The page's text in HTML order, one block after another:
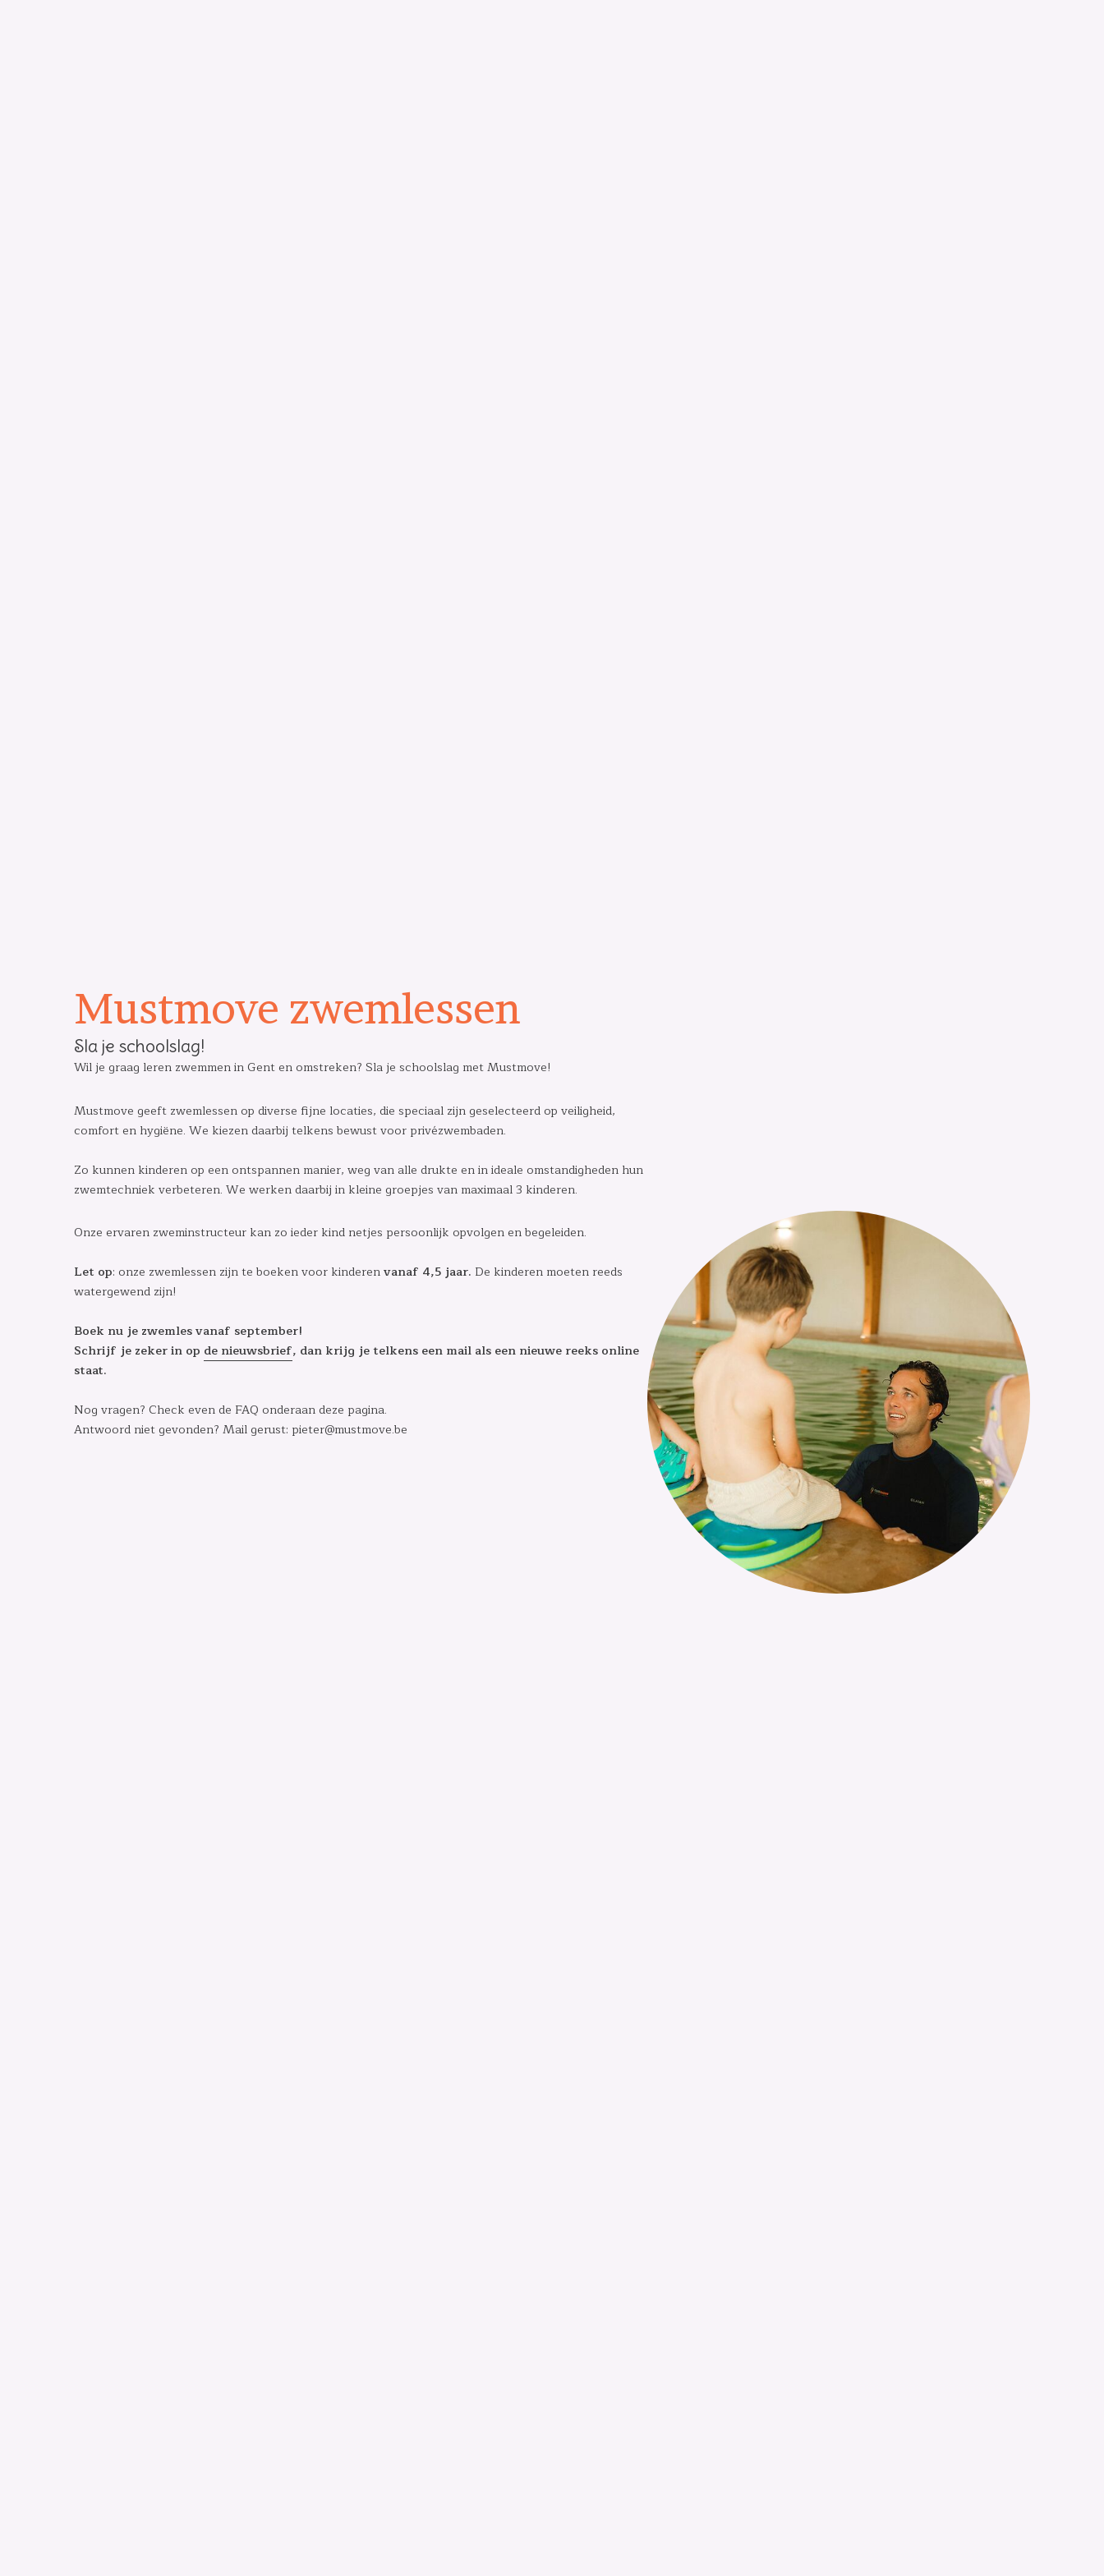
Mustmove zwemlessen
Sla je schoolslag!
Wil je graag leren zwemmen in Gent en omstreken? Sla je schoolslag met Mustmove!
Mustmove geeft zwemlessen op diverse fijne locaties, die speciaal zijn geselecteerd op veiligheid,
comfort en hygiëne. We kiezen daarbij telkens bewust voor privézwembaden.
Zo kunnen kinderen op een ontspannen manier, weg van alle drukte en in ideale omstandigheden hun
zwemtechniek verbeteren. We werken daarbij in kleine groepjes van maximaal 3 kinderen.
Onze ervaren zweminstructeur kan zo ieder kind netjes persoonlijk opvolgen en begeleiden.
Let op: onze zwemlessen zijn te boeken voor kinderenvanaf 4,5 jaar. De kinderen moeten reeds
watergewend zijn!
Boek nu je zwemles vanaf september!
Schrijf je zeker in op de nieuwsbrief, dan krijg je telkens een mail als een nieuwe reeks online
staat.
Nog vragen? Check even de FAQ onderaan deze pagina.
Antwoord niet gevonden? Mail gerust: pieter@mustmove.be